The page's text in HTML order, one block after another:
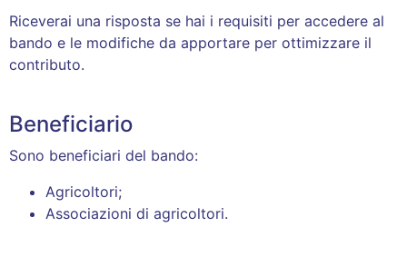
Riceverai una risposta se hai i requisiti per accedere al
bando e le modifiche da apportare per ottimizzare il
contributo.
Beneficiario
Sono beneficiari del bando:
Agricoltori;
Associazioni di agricoltori.